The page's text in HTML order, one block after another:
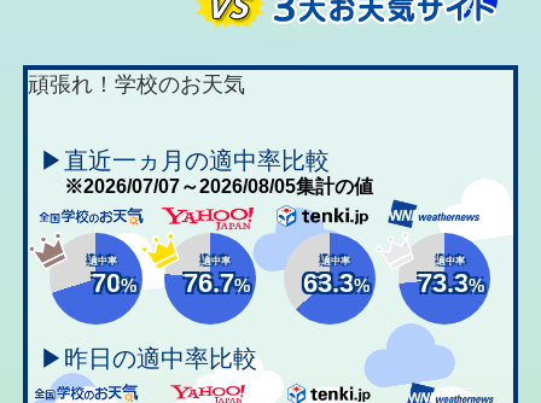
頑張れ！学校のお天気
▶直近一ヵ月の適中率比較
※2026/07/07～2026/08/05集計の値
適中率
70%
適中率
76.7%
適中率
63.3%
適中率
73.3%
▶昨日の適中率比較